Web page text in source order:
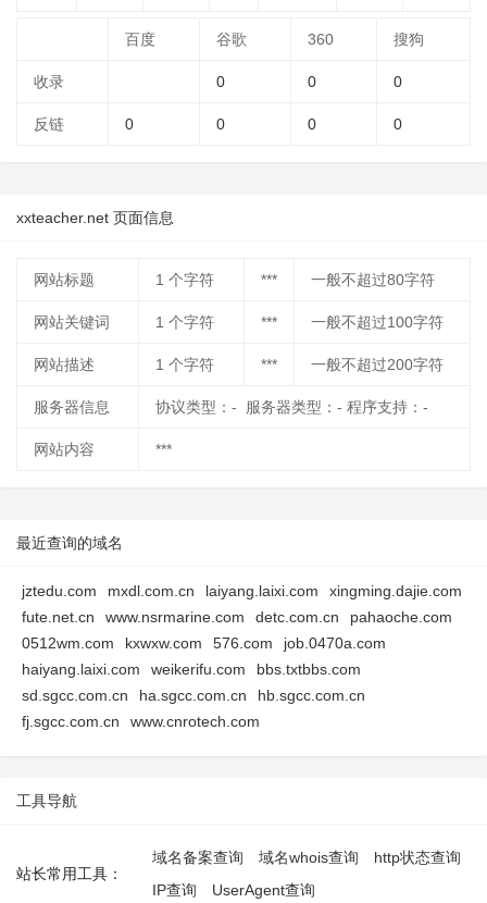
百度 谷歌 360 搜狗
收录 0 0 0
反链 0 0 0 0
xxteacher.net 页面信息
网站标题 1 个字符 *** 一般不超过80字符
网站关键词 1 个字符 *** 一般不超过100字符
网站描述 1 个字符 *** 一般不超过200字符
服务器信息 协议类型：- 服务器类型：- 程序支持：-
网站内容 ***
最近查询的域名
jztedu.com mxdl.com.cn laiyang.laixi.com
xingming.dajie.com
fute.net.cn
www.nsrmarine.com detc.com.cn
pahaoche.com
0512wm.com
kxwxw.com 576.com
job.0470a.com
haiyang.laixi.com
weikerifu.com
bbs.txtbbs.com
sd.sgcc.com.cn
ha.sgcc.com.cn
hb.sgcc.com.cn
fj.sgcc.com.cn
www.cnrotech.com
工具导航
站长常用工具：
域名备案查询 域名whois查询
http状态查询
IP查询
UserAgent查询